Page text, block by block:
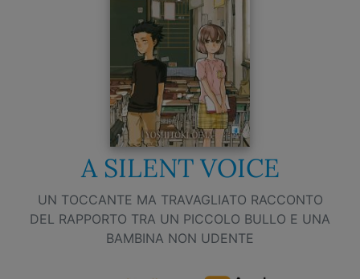
A SILENT VOICE
UN TOCCANTE MA TRAVAGLIATO RACCONTO
DEL RAPPORTO TRA UN PICCOLO BULLO E UNA
BAMBINA NON UDENTE